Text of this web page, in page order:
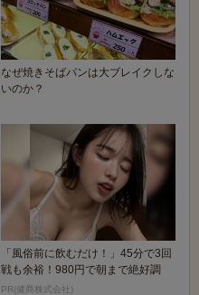
なぜ焼きそばパンは大ブレイクしな
いのか？
「風俗前に飲むだけ！」45分で3回
戦も余裕！980円で朝まで絶好調
PR(健商株式会社)